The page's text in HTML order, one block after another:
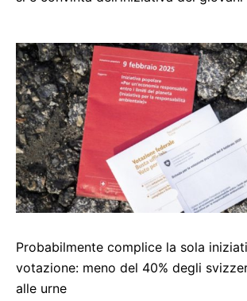
Probabilmente complice la sola
votazione: meno del 40% degli
alle urne